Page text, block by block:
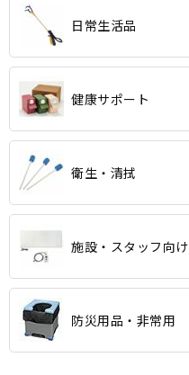
日常生活品
健康サポート
衛生・清拭
施設・スタッフ向け
防災用品・非常用